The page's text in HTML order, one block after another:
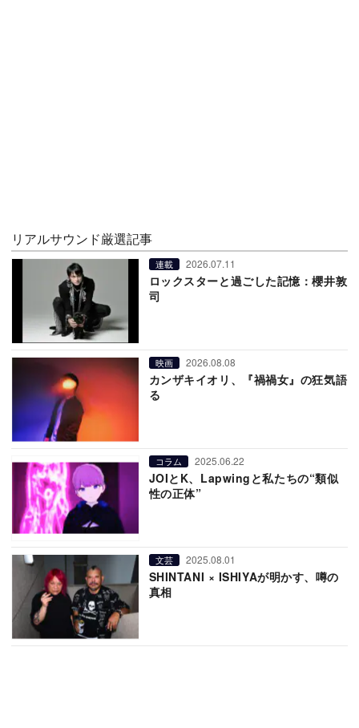
リアルサウンド厳選記事
連載 2026.07.11
ロックスターと過ごした記憶：櫻井敦
司
映画 2026.08.08
カンザキイオリ、『禍禍女』の狂気語
る
コラム 2025.06.22
JOIとK、Lapwingと私たちの“類似
性の正体”
文芸 2025.08.01
SHINTANI × ISHIYAが明かす、噂の
真相